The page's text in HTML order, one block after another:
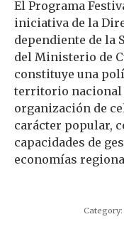
El Programa
iniciativa de la
dependiente de la
del Ministerio de
constituye una
territorio nacional
organización de
carácter popular,
capacidades de
economías
Category: